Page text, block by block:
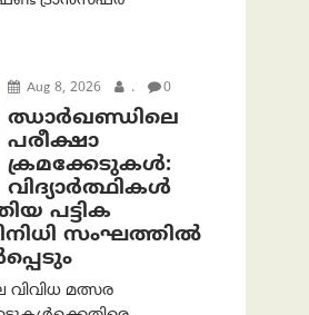
Aug 8, 2026 . 0
ഝാര്‍ഖണ്ഡിലെ
പരീക്ഷാ
ക്രമക്കേടുകള്‍:
വിദ്യാർത്ഥികൾ
പട്ടിക
സംഘത്തിൽ
വിവിധ മത്സര